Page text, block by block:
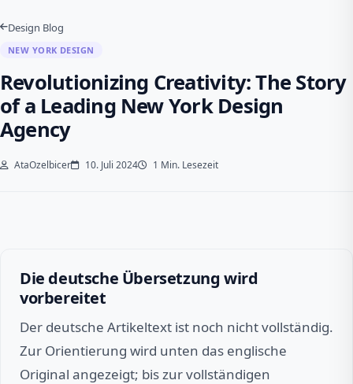
Design Blog
NEW YORK DESIGN
Revolutionizing Creativity: The Story
of a Leading New York Design
Agency
AtaOzelbicer 10. Juli 2024 1 Min. Lesezeit
Die deutsche Übersetzung wird
vorbereitet
Der deutsche Artikeltext ist noch nicht vollständig.
Zur Orientierung wird unten das englische
Original angezeigt; bis zur vollständigen